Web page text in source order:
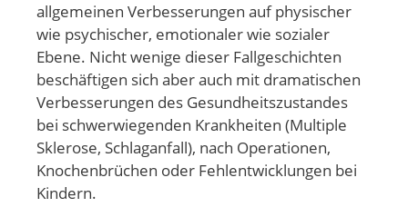
allgemeinen Verbesserungen auf physischer
wie psychischer, emotionaler wie sozialer
Ebene. Nicht wenige dieser Fallgeschichten
beschäftigen sich aber auch mit dramatischen
Verbesserungen des Gesundheitszustandes
bei schwerwiegenden Krankheiten (Multiple
Sklerose, Schlaganfall), nach Operationen,
Knochenbrüchen oder Fehlentwicklungen bei
Kindern.